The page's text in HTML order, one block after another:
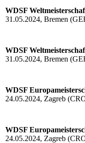
WDSF
31.05.2024, Bremen
WDSF
31.05.2024, Bremen
WDSF
24.05.2024, Zagreb
WDSF
24.05.2024, Zagreb